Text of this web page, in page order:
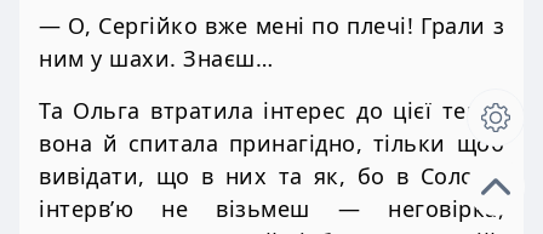
— О, Сергійко вже мені по плечі! Грали з
ним у шахи. Знаєш…
Та Ольга втратила інтерес до цієї теми,
вона й спитала принагідно, тільки щоб
вивідати, що в них та як, бо в Соломії
інтерв’ю не візьмеш — неговірка,